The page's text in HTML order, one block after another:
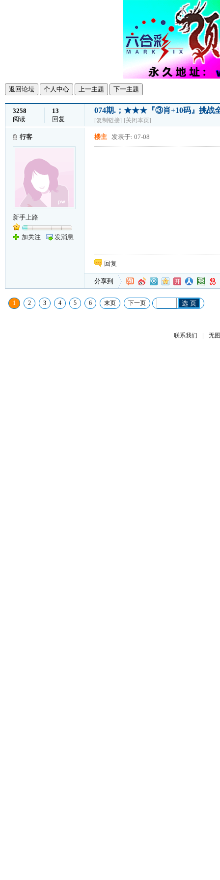
返回论坛 个人中心 上一主题 下一主题
3258
阅读
13
回复
074期.；★★★『③肖+10码』挑战
[复制链接] [关闭本页]
行客
新手上路
加关注 发消息
楼主 发表于: 07-08
回复
分享到
1 2 3 4 5 6 末页 下一页 选 页
联系我们 | 无